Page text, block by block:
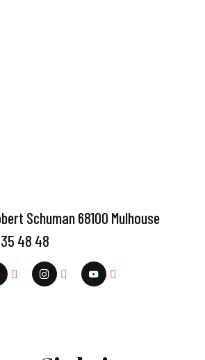
Schuman 68100 Mulhouse
48 48